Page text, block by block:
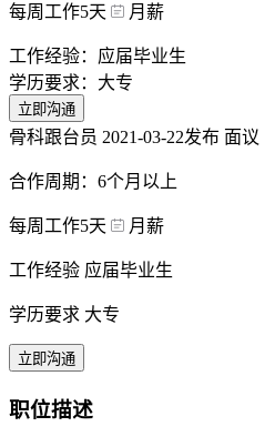
每周工作5天 月薪
工作经验：应届毕业生
学历要求：大专
立即沟通
骨科跟台员 2021-03-22发布 面议
合作周期：6个月以上
每周工作5天 月薪
工作经验 应届毕业生
学历要求 大专
立即沟通
职位描述